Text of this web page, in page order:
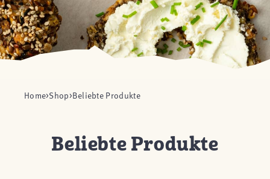
Home Shop Beliebte Produkte
Beliebte Produkte